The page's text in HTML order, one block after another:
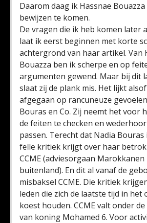
Daarom daag ik Hassnae
bewijzen te komen.
De vragen die ik heb komen later
laat ik eerst beginnen met korte
achtergrond van haar artikel. Van
Bouazza ben ik scherpe en op
argumenten gewend. Maar bij dit
slaat zij de plank mis. Het lijkt
afgegaan op rancuneuze
Bouras en Co. Zij neemt het voor
de feiten te checken en
passen. Terecht dat Nadia
felle kritiek krijgt over haar
CCME (adviesorgaan
buitenland). En dit al vanaf de
misbaksel CCME. Die kritiek
leden die zich de laatste tijd in het
koest houden. CCME valt onder
van koning Mohamed 6. Voor